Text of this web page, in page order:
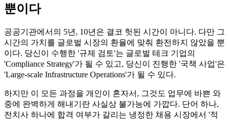
뿐이다
공공기관에서의 5년, 10년은 결코 헛된 시간이 아니다. 다만 그
시간의 가치를 글로벌 시장의 환율에 맞춰 환전하지 않았을 뿐
이다. 당신이 수행한 '규제 검토'는 글로벌 테크 기업의
'Compliance Strategy'가 될 수 있고, 당신이 진행한 '국책 사업'은
'Large-scale Infrastructure Operations'가 될 수 있다.
하지만 이 모든 과정을 개인이 혼자서, 그것도 업무에 바쁜 와
중에 완벽하게 해내기란 사실상 불가능에 가깝다. 단어 하나,
전치사 하나에 합격 여부가 갈리는 냉정한 채용 시장에서 '적